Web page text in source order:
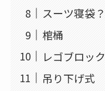
スーツ寝袋？
棺桶
レゴブロック
吊り下げ式